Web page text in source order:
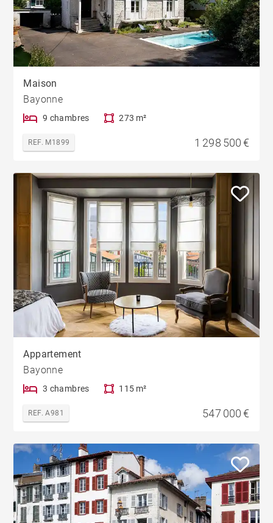
Maison
Bayonne
9 chambres 273 m²
REF. M1899 1 298 500 €
Appartement
Bayonne
3 chambres 115 m²
REF. A981 547 000 €